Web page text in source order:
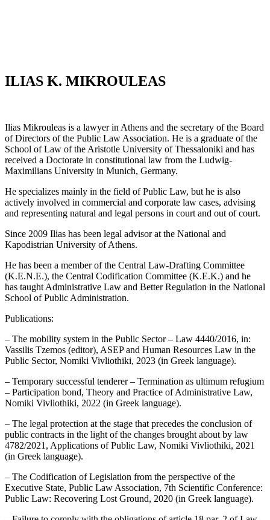
ILIAS K. MIKROULEAS
Ilias Mikrouleas is a lawyer in Athens and the secretary of the Board
of Directors of the Public Law Association. He is a graduate of the
School of Law of the Aristotle University of Thessaloniki and has
received a Doctorate in constitutional law from the Ludwig-
Maximilians University in Munich, Germany.
He specializes mainly in the field of Public Law, but he is also
actively involved in commercial and corporate law cases, advising
and representing natural and legal persons in court and out of court.
Since 2009 Ilias has been legal advisor at the National and
Kapodistrian University of Athens.
He has been a member of the Central Law-Drafting Committee
(K.E.N.E.), the Central Codification Committee (K.E.K.) and he
has taught Administrative Law and Better Regulation in the National
School of Public Administration.
Publications:
– The mobility system in the Public Sector – Law 4440/2016, in:
Vassilis Tzemos (editor), ASEP and Human Resources Law in the
Public Sector, Nomiki Vivliothiki, 2023 (in Greek language).
– Temporary successful tenderer – Termination as ultimum refugium
– Participation bond, Theory and Practice of Administrative Law,
Nomiki Vivliothiki, 2022 (in Greek language).
– The legal protection at the stage that precedes the conclusion of
public contracts in the light of the changes brought about by law
4782/2021, Applications of Public Law, Nomiki Vivliothiki, 2021
(in Greek language).
– The Codification of Legislation from the perspective of the
Executive State, Public Law Association, 7th Scientific Conference:
Public Law: Recovering Lost Ground, 2020 (in Greek language).